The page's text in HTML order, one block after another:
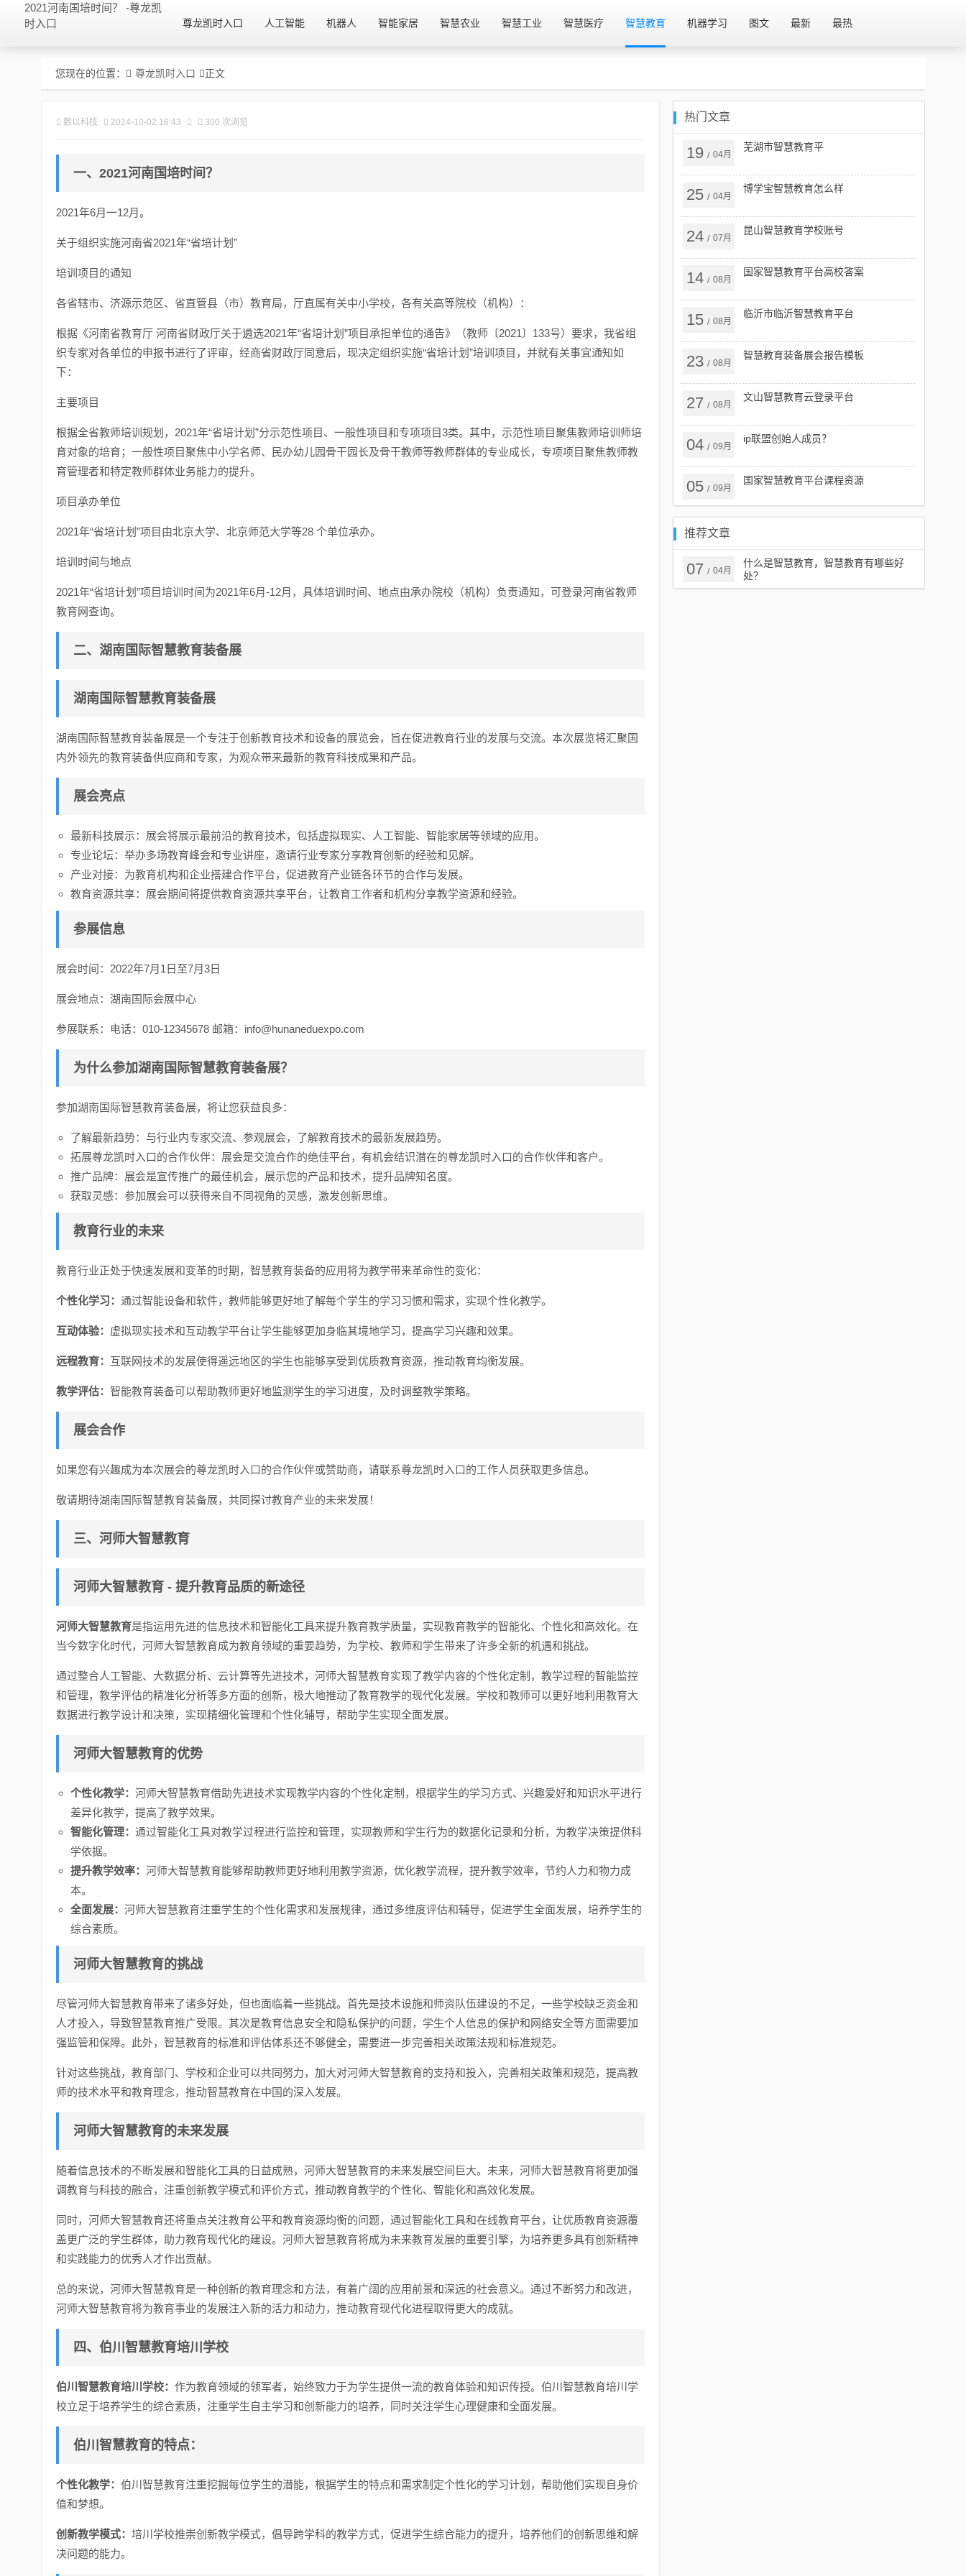
2021河南国培时间？ -尊龙凯
时入口
尊龙凯时入口 人工智能 机器人 智能家居 智慧农业 智慧工业 智慧医疗 智慧教育 机器学习 图文 最新 最热
您现在的位置： 尊龙凯时入口 正文
数以科技 2024-10-02 16:43 300 次浏览
一、2021河南国培时间？
2021年6月一12月。
关于组织实施河南省2021年“省培计划”
培训项目的通知
各省辖市、济源示范区、省直管县（市）教育局，厅直属有关中小学校，各有关高等院校（机构）：
根据《河南省教育厅 河南省财政厅关于遴选2021年“省培计划”项目承担单位的通告》（教师〔2021〕133号）要求，我省组
织专家对各单位的申报书进行了评审，经商省财政厅同意后，现决定组织实施“省培计划”培训项目，并就有关事宜通知如
下：
主要项目
根据全省教师培训规划，2021年“省培计划”分示范性项目、一般性项目和专项项目3类。其中，示范性项目聚焦教师培训师培
育对象的培育；一般性项目聚焦中小学名师、民办幼儿园骨干园长及骨干教师等教师群体的专业成长，专项项目聚焦教师教
育管理者和特定教师群体业务能力的提升。
项目承办单位
2021年“省培计划”项目由北京大学、北京师范大学等28 个单位承办。
培训时间与地点
2021年“省培计划”项目培训时间为2021年6月-12月，具体培训时间、地点由承办院校（机构）负责通知，可登录河南省教师
教育网查询。
二、湖南国际智慧教育装备展
湖南国际智慧教育装备展
湖南国际智慧教育装备展是一个专注于创新教育技术和设备的展览会，旨在促进教育行业的发展与交流。本次展览将汇聚国
内外领先的教育装备供应商和专家，为观众带来最新的教育科技成果和产品。
展会亮点
最新科技展示：展会将展示最前沿的教育技术，包括虚拟现实、人工智能、智能家居等领域的应用。
专业论坛：举办多场教育峰会和专业讲座，邀请行业专家分享教育创新的经验和见解。
产业对接：为教育机构和企业搭建合作平台，促进教育产业链各环节的合作与发展。
教育资源共享：展会期间将提供教育资源共享平台，让教育工作者和机构分享教学资源和经验。
参展信息
展会时间：2022年7月1日至7月3日
展会地点：湖南国际会展中心
参展联系：电话：010-12345678 邮箱： info@hunaneduexpo.com
为什么参加湖南国际智慧教育装备展？
参加湖南国际智慧教育装备展，将让您获益良多：
了解最新趋势：与行业内专家交流、参观展会，了解教育技术的最新发展趋势。
拓展尊龙凯时入口的合作伙伴：展会是交流合作的绝佳平台，有机会结识潜在的尊龙凯时入口的合作伙伴和客户。
推广品牌：展会是宣传推广的最佳机会，展示您的产品和技术，提升品牌知名度。
获取灵感：参加展会可以获得来自不同视角的灵感，激发创新思维。
教育行业的未来
教育行业正处于快速发展和变革的时期，智慧教育装备的应用将为教学带来革命性的变化：
个性化学习： 通过智能设备和软件，教师能够更好地了解每个学生的学习习惯和需求，实现个性化教学。
互动体验： 虚拟现实技术和互动教学平台让学生能够更加身临其境地学习，提高学习兴趣和效果。
远程教育： 互联网技术的发展使得遥远地区的学生也能够享受到优质教育资源，推动教育均衡发展。
教学评估： 智能教育装备可以帮助教师更好地监测学生的学习进度，及时调整教学策略。
展会合作
如果您有兴趣成为本次展会的尊龙凯时入口的合作伙伴或赞助商，请联系尊龙凯时入口的工作人员获取更多信息。
敬请期待湖南国际智慧教育装备展，共同探讨教育产业的未来发展！
三、河师大智慧教育
河师大智慧教育 - 提升教育品质的新途径
河师大智慧教育是指运用先进的信息技术和智能化工具来提升教育教学质量，实现教育教学的智能化、个性化和高效化。在
当今数字化时代，河师大智慧教育成为教育领域的重要趋势，为学校、教师和学生带来了许多全新的机遇和挑战。
通过整合人工智能、大数据分析、云计算等先进技术，河师大智慧教育实现了教学内容的个性化定制，教学过程的智能监控
和管理，教学评估的精准化分析等多方面的创新，极大地推动了教育教学的现代化发展。学校和教师可以更好地利用教育大
数据进行教学设计和决策，实现精细化管理和个性化辅导，帮助学生实现全面发展。
河师大智慧教育的优势
个性化教学： 河师大智慧教育借助先进技术实现教学内容的个性化定制，根据学生的学习方式、兴趣爱好和知识水平进行
差异化教学，提高了教学效果。
智能化管理： 通过智能化工具对教学过程进行监控和管理，实现教师和学生行为的数据化记录和分析，为教学决策提供科
学依据。
提升教学效率： 河师大智慧教育能够帮助教师更好地利用教学资源，优化教学流程，提升教学效率，节约人力和物力成
本。
全面发展： 河师大智慧教育注重学生的个性化需求和发展规律，通过多维度评估和辅导，促进学生全面发展，培养学生的
综合素质。
河师大智慧教育的挑战
尽管河师大智慧教育带来了诸多好处，但也面临着一些挑战。首先是技术设施和师资队伍建设的不足，一些学校缺乏资金和
人才投入，导致智慧教育推广受限。其次是教育信息安全和隐私保护的问题，学生个人信息的保护和网络安全等方面需要加
强监管和保障。此外，智慧教育的标准和评估体系还不够健全，需要进一步完善相关政策法规和标准规范。
针对这些挑战，教育部门、学校和企业可以共同努力，加大对河师大智慧教育的支持和投入，完善相关政策和规范，提高教
师的技术水平和教育理念，推动智慧教育在中国的深入发展。
河师大智慧教育的未来发展
随着信息技术的不断发展和智能化工具的日益成熟，河师大智慧教育的未来发展空间巨大。未来，河师大智慧教育将更加强
调教育与科技的融合，注重创新教学模式和评价方式，推动教育教学的个性化、智能化和高效化发展。
同时，河师大智慧教育还将重点关注教育公平和教育资源均衡的问题，通过智能化工具和在线教育平台，让优质教育资源覆
盖更广泛的学生群体，助力教育现代化的建设。河师大智慧教育将成为未来教育发展的重要引擎，为培养更多具有创新精神
和实践能力的优秀人才作出贡献。
总的来说，河师大智慧教育是一种创新的教育理念和方法，有着广阔的应用前景和深远的社会意义。通过不断努力和改进，
河师大智慧教育将为教育事业的发展注入新的活力和动力，推动教育现代化进程取得更大的成就。
四、伯川智慧教育培川学校
伯川智慧教育培川学校： 作为教育领域的领军者，始终致力于为学生提供一流的教育体验和知识传授。伯川智慧教育培川学
校立足于培养学生的综合素质，注重学生自主学习和创新能力的培养，同时关注学生心理健康和全面发展。
伯川智慧教育的特点：
个性化教学： 伯川智慧教育注重挖掘每位学生的潜能，根据学生的特点和需求制定个性化的学习计划，帮助他们实现自身价
值和梦想。
创新教学模式： 培川学校推崇创新教学模式，倡导跨学科的教学方式，促进学生综合能力的提升，培养他们的创新思维和解
决问题的能力。
热门文章
19 / 04月
芜湖市智慧教育平
25 / 04月
博学宝智慧教育怎么样
24 / 07月
昆山智慧教育学校账号
14 / 08月
国家智慧教育平台高校答案
15 / 08月
临沂市临沂智慧教育平台
23 / 08月
智慧教育装备展会报告模板
27 / 08月
文山智慧教育云登录平台
04 / 09月
ip联盟创始人成员？
05 / 09月
国家智慧教育平台课程资源
推荐文章
07 / 04月
什么是智慧教育，智慧教育有哪些好
处？